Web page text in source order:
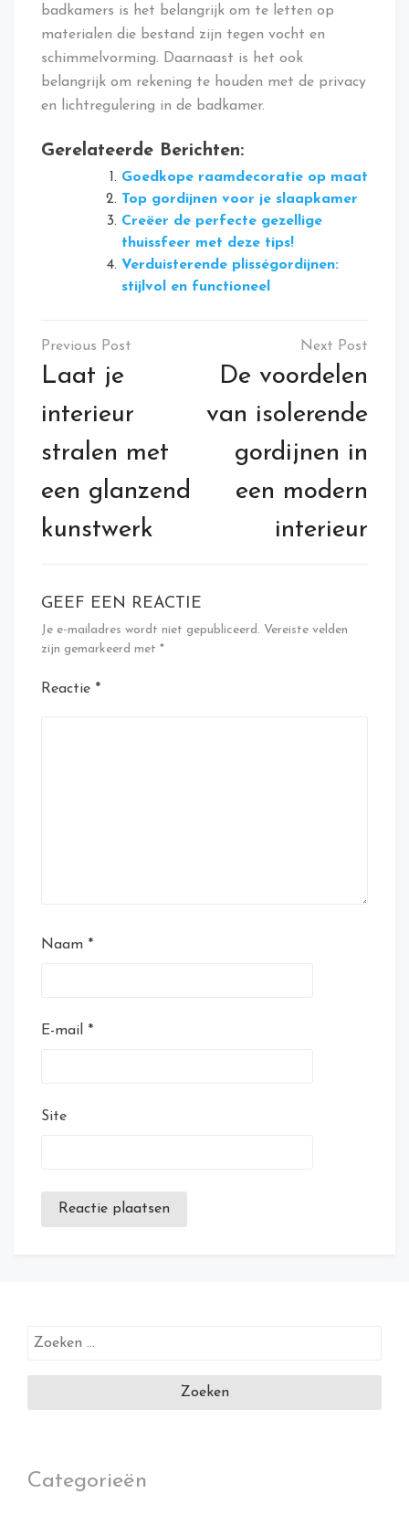
badkamers is het belangrijk om te letten op
materialen die bestand zijn tegen vocht en
schimmelvorming. Daarnaast is het ook
belangrijk om rekening te houden met de privacy
en lichtregulering in de badkamer.
Gerelateerde Berichten:
Goedkope raamdecoratie op maat
Top gordijnen voor je slaapkamer
Creëer de perfecte gezellige
thuissfeer met deze tips!
Verduisterende plisségordijnen:
stijlvol en functioneel
Bericht
navigatie
Laat je
interieur
stralen met
een glanzend
kunstwerk
De voordelen
van isolerende
gordijnen in
een modern
interieur
GEEF EEN REACTIE
Je e-mailadres wordt niet gepubliceerd. Vereiste velden
zijn gemarkeerd met *
Reactie *
Naam *
E-mail *
Site
Zoeken
Categorieën